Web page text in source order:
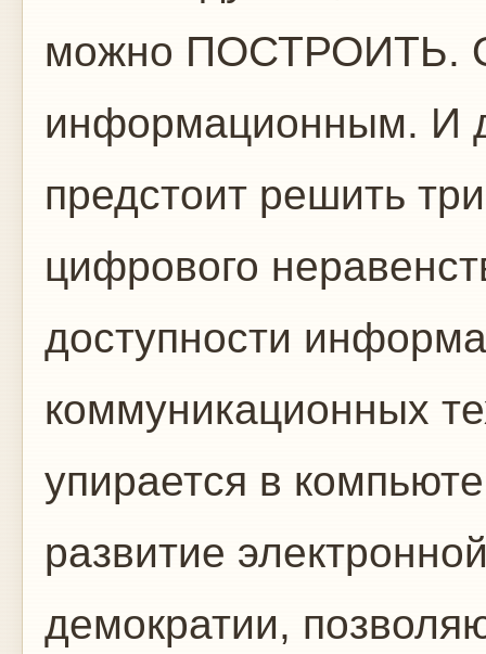
можно ПОСТРОИТЬ.
информационным. И
предстоит решить
цифрового
доступности
коммуникационных
упирается в
развитие
демократии,